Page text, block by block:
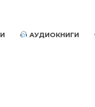
АУДИОКНИГИ